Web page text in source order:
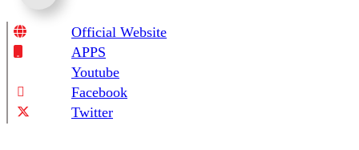
Online News Portal
Official Website
APPS
Youtube
Facebook
Twitter